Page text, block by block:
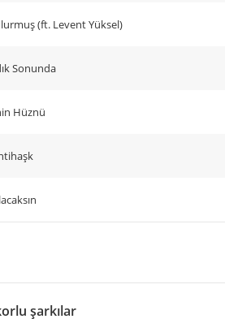
(ft. Levent Yüksel)
Sonunda
Hüznü
şarkılar